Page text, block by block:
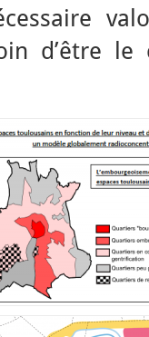
d’être le